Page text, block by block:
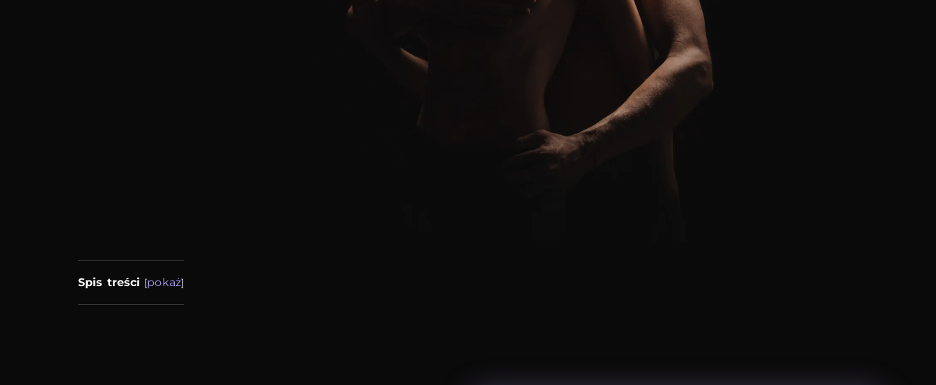
Spis treści [pokaż]